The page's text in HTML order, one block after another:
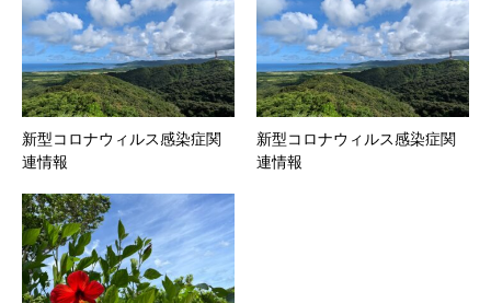
新型コロナウィルス感染症関
連情報
新型コロナウィルス感染症関
連情報